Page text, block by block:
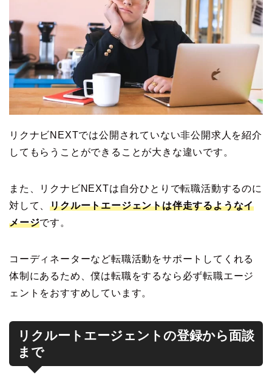
リクナビNEXTでは公開されていない非公開求人を紹介
してもらうことができることが大きな違いです。
また、リクナビNEXTは自分ひとりで転職活動するのに
対して、リクルートエージェントは伴走するようなイ
メージです。
コーディネーターなど転職活動をサポートしてくれる
体制にあるため、僕は転職をするなら必ず転職エージ
ェントをおすすめしています。
リクルートエージェントの登録から面談
まで